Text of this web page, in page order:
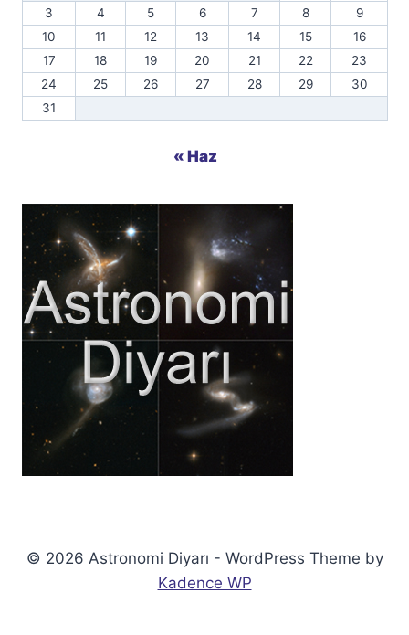
3
4 5 6 7 8
9
10
11 12 13 14 15
16
17
18 19 20 21 22
23
24
25 26 27 28 29
30
31
« Haz
© 2026 Astronomi Diyarı - WordPress Theme by
Kadence WP